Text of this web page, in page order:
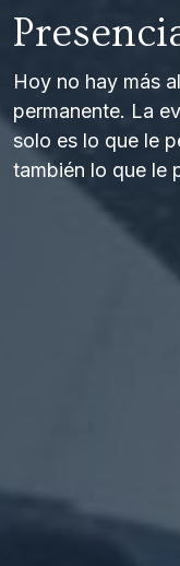
Hoy no hay más
permanente. La
solo es lo que le
también lo que le